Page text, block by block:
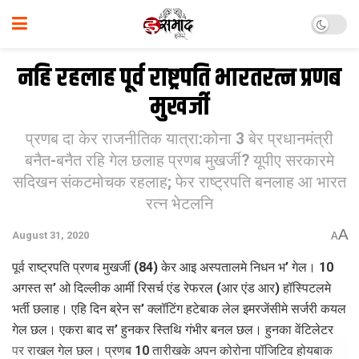
नहि रहलाह पूर्व राष्ट्रपति भारतरत्न प्रणब
मुखर्जी
प्रणब दा केर राजनीतिक यात्रा:कोना 3 बेर प्रधानमंत्री
बनैत-बनैत रहि गेल छलाह प्रणब मुखर्जी? यूपीए सरकारमे
सदिखन संकटमोचक रहलाह; फेर राष्ट्रपति बनलाह आ भारत
रत्न भेटलनि
August 31, 2020 AA
पूर्व राष्ट्रपति प्रणब मुखर्जी (84) केर आइ अस्पतालमे निधन भ’ गेल। 10
अगस्त स’ ओ दिल्लीक आर्मी रिसर्च एंड रेफरल (आर एंड आर) हॉस्पिटलमे
भर्ती छलाह। एहि दिन ब्रेन स’ क्लॉटिंग हटेबाक लेल इमरजेंसीमे सर्जरी कयल
गेल छल। एकरा बाद स’ हुनकर स्तिथि गंभीर बनल छल। हुनका वेंटिलेटर
पर राखल गेल छल। प्रणब 10 तारीखके अपन कोरोना पॉजिटिव होयबाक